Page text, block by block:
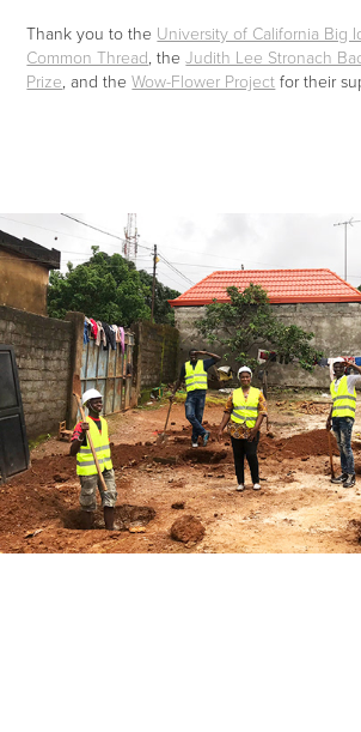
Thank you to the University of California Big
Common Thread, theJudith Lee Stronach
Prize, and theWow-Flower Project for their